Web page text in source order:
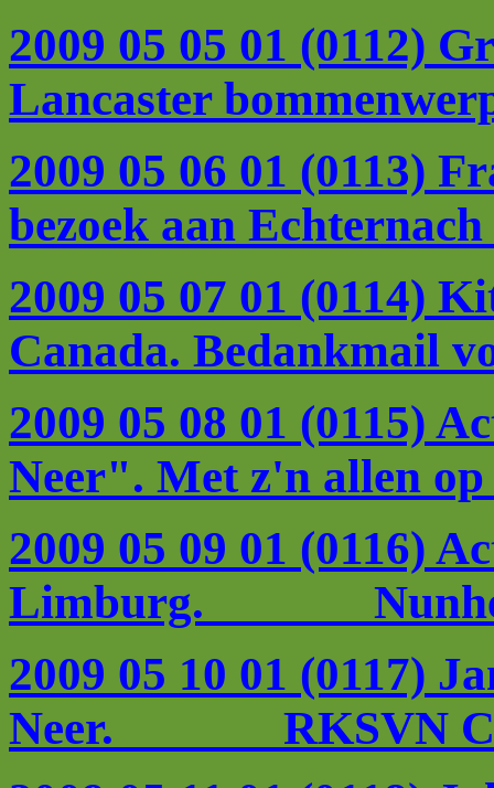
2009 05 05 01 (0112)
Lancaster
2009 05 06 01 (0113)
bezoek aan
2009 05 07 01 (0114)
Canada. Bedankmail
2009 05 08 01 (0115)
Neer". Met z'n allen
2009 05 09 01 (0116)
Limburg.
2009 05 10 01 (0117)
Neer. RKSVN C1